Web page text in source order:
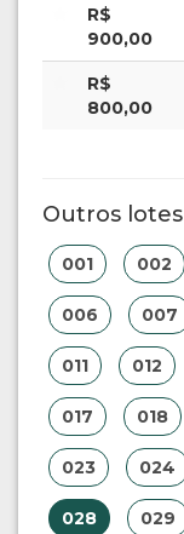
R$
900,00
R$
800,00
Outros lotes
001 002
006 007
011 012
017 018
023 024
028 029